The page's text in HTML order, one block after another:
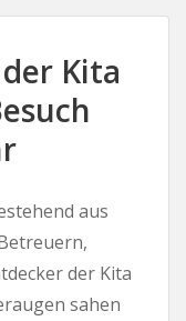
Kita
aus
der Kita
sahen